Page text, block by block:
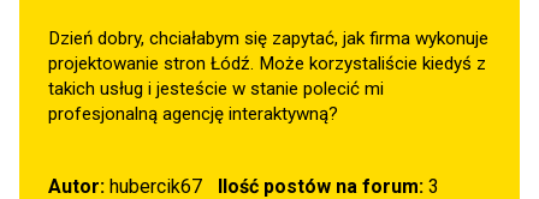
Dzień dobry, chciałabym się zapytać, jak firma wykonuje
projektowanie stron Łódź. Może korzystaliście kiedyś z
takich usług i jesteście w stanie polecić mi
profesjonalną agencję interaktywną?
Autor: hubercik67 Ilość postów na forum:3